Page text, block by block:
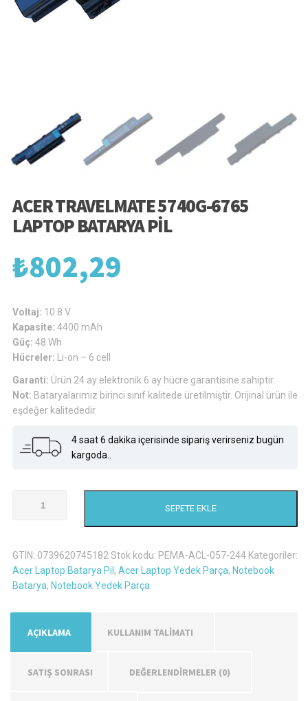
ACER TRAVELMATE 5740G-6765
LAPTOP BATARYA PIL
₺802,29
Voltaj: 10.8 V
Kapasite: 4400 mAh
Güç: 48 Wh
Hücreler:
Li-on – 6 cell
Garanti: Ürün 24 ay elektronik 6 ay hücre garantisine sahiptir.
Not: Bataryalarımız birinci sınıf kalitede üretilmiştir. Orijinal ürün ile
eşdeğer kalitededir.
4 saat 6 dakika içerisinde sipariş verirseniz bugün
kargoda..
Travelmate
Laptop
Batarya
Pil
SEPETE EKLE
GTIN: 0739620745182 Stok kodu: PEMA-ACL-057-244 Kategoriler:
Acer Laptop Batarya Pil , Acer Laptop Yedek Parça, Notebook
Batarya, Notebook Yedek Parça
AÇIKLAMA KULLANIM TALİMATI
SATIŞ SONRASI DEĞERLENDIRMELER (0)